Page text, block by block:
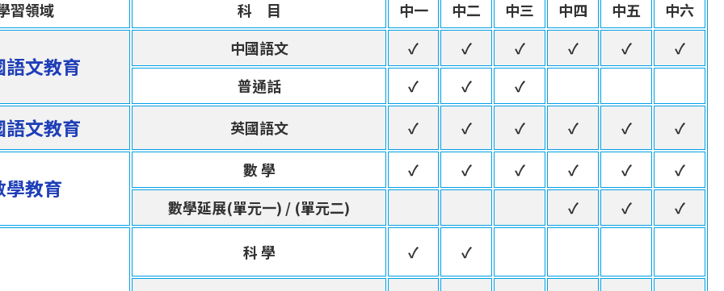
習領域 科 目 中一 中二 中三 中四 中五 中六
語文教育
中國語文 ✓ ✓ ✓ ✓ ✓
✓
普通話
✓ ✓ ✓
語文教育 英國語文 ✓ ✓ ✓ ✓ ✓ ✓
學教育
數 學 ✓ ✓ ✓ ✓ ✓
✓
數學延展(單元一) / (單元二)
✓ ✓ ✓
科 學 ✓ ✓